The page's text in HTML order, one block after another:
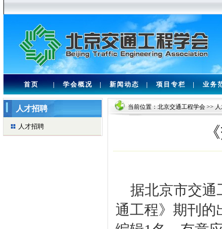
首页 | 学会概况 | 新闻动态 | 项目专栏 | 业务
人才招聘
人才招聘
当前位置： 北京交通工程学会>>
据北京市交通
通工程》期刊的